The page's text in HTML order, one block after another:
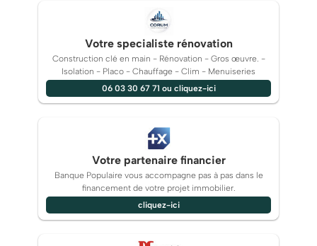
Votre specialiste rénovation
Construction clé en main - Rénovation - Gros œuvre. -
Isolation - Placo - Chauffage - Clim - Menuiseries
06 03 30 67 71 ou cliquez-ici
Votre partenaire financier
Banque Populaire vous accompagne pas à pas dans le
financement de votre projet immobilier.
cliquez-ici